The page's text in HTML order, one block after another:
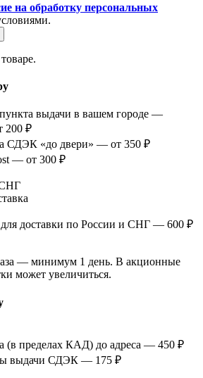
на обработку персональных
выдачи в вашем городе —
200 ₽
СДЭК «до двери» — от 350 ₽
— от 300 ₽
СНГ
доставки по России и СНГ — 600 ₽
— минимум 1 день. В акционные
может увеличиться.
(в пределах КАД) до адреса — 450 ₽
выдачи СДЭК — 175 ₽